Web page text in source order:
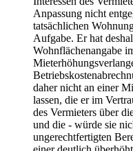
Anpassung nicht
tatsächlichen
Aufgabe. Er hat
Wohnflächenangabe
daher nicht an einer
lassen, die er im
des Vermieters über
und die - würde sie
ungerechtfertigten